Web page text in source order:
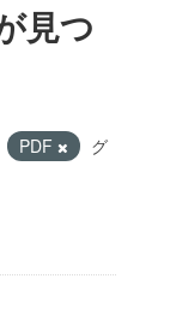
見つ
PDF
グ